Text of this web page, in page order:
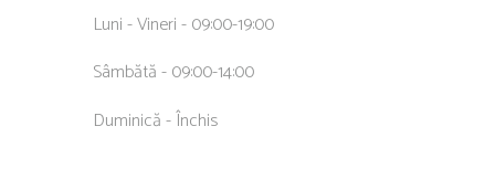
Luni - Vineri - 09:00-19:00
Sâmbătă - 09:00-14:00
Duminică - Închis